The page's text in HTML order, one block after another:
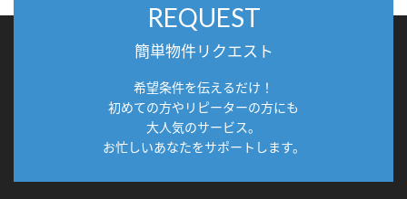
REQUEST
簡単物件リクエスト
希望条件を伝えるだけ！
初めての方やリピーターの方にも
大人気のサービス。
お忙しいあなたをサポートします。